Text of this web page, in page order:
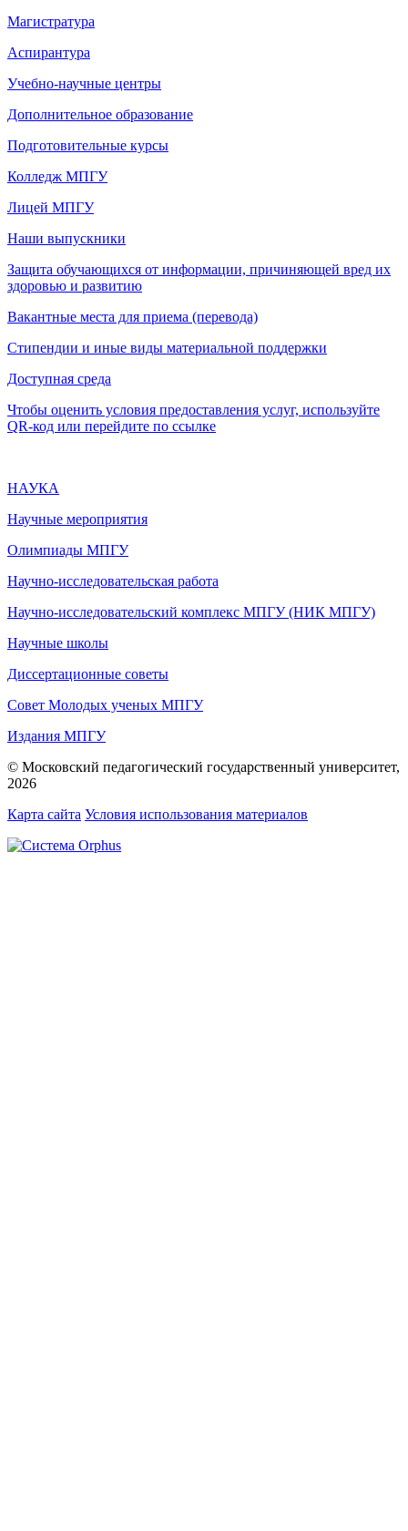
Магистратура
Аспирантура
Учебно-научные центры
Дополнительное образование
Подготовительные курсы
Колледж МПГУ
Лицей МПГУ
Наши выпускники
Защита обучающихся от информации, причиняющей вред их
здоровью и развитию
Вакантные места для приема (перевода)
Стипендии и иные виды материальной поддержки
Доступная среда
Чтобы оценить условия предоставления услуг, используйте
QR-код или перейдите по ссылке
НАУКА
Научные мероприятия
Олимпиады МПГУ
Научно-исследовательская работа
Научно-исследовательский комплекс МПГУ (НИК МПГУ)
Научные школы
Диссертационные советы
Совет Молодых ученых МПГУ
Издания МПГУ
© Московский педагогический государственный университет,
2026
Карта сайта Условия использования материалов